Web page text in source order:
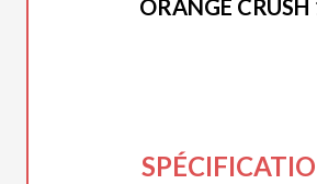
ORANGE CRUSH